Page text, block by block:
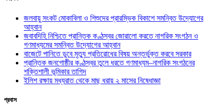
জলবায়ু সংকট মোকাবিলা ও শিশুদের প্রারম্ভিক বিকাশে সমন্বিত উদ্যোগের
আহ্বান
জবাবদিহি নিশ্চিতে প্রান্তিক কণ্ঠস্বর জোরালো করতে নাগরিক সংগঠন ও
গণমাধ্যমের সমন্বিত উদ্যোগের আহ্বান
বাজেটে পানিতে ডুবে মৃত্যু প্রতিরোধের বিষয় অন্তর্ভুক্ত করবে সরকার
প্রান্তিক জনগোষ্ঠীর কণ্ঠস্বর তুলে ধরতে গণমাধ্যম–নাগরিক সংগঠনের
শক্তিশালী ভূমিকার তাগিদ
ইলিশ রক্ষায় মধ্যরাত থেকে মাছ ধরায় ২ মাসের নিষেধাজ্ঞা
প্রবাস